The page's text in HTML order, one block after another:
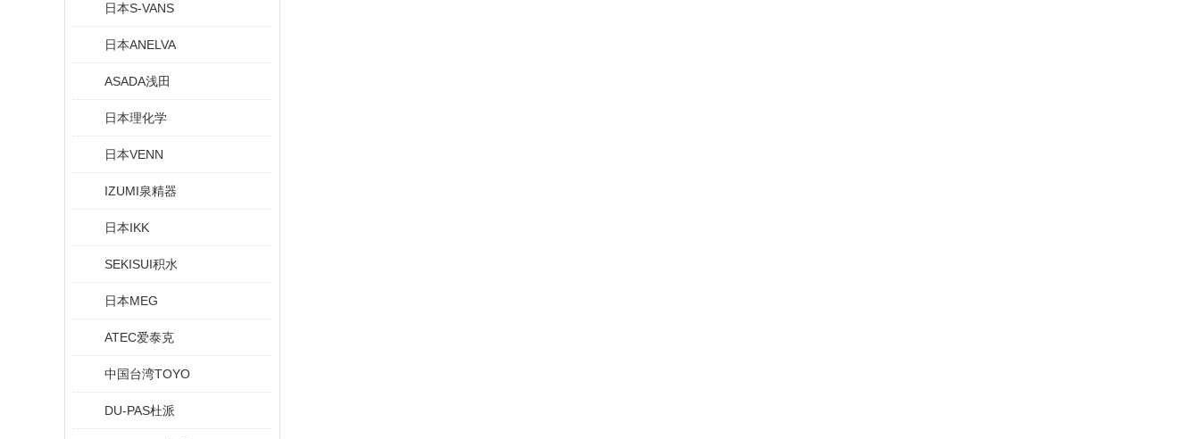
日本S-VANS
日本ANELVA
ASADA浅田
日本理化学
日本VENN
IZUMI泉精器
日本IKK
SEKISUI积水
日本MEG
ATEC爱泰克
中国台湾TOYO
DU-PAS杜派